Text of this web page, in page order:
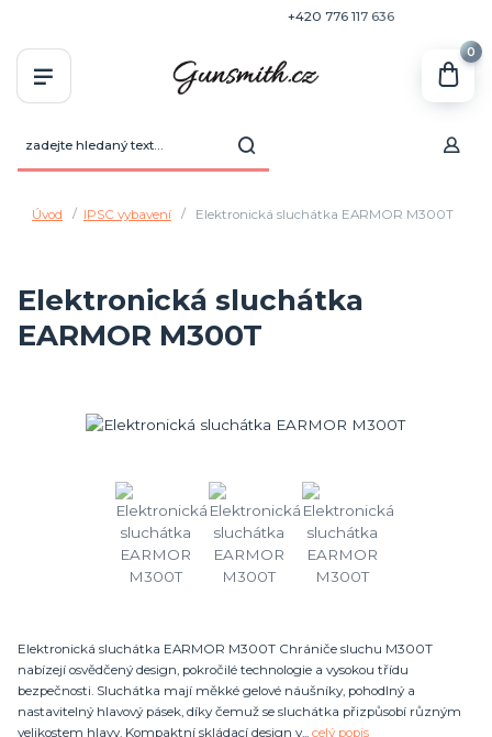
+420 776 117 636
0
Úvod IPSC vybavení Elektronická sluchátka EARMOR M300T
Elektronická sluchátka
EARMOR M300T
Elektronická sluchátka EARMOR M300T Chrániče sluchu M300T
nabízejí osvědčený design, pokročilé technologie a vysokou třídu
bezpečnosti. Sluchátka mají měkké gelové náušníky, pohodlný a
nastavitelný hlavový pásek, díky čemuž se sluchátka přizpůsobí různým
velikostem hlavy. Kompaktní skládací design v... celý popis